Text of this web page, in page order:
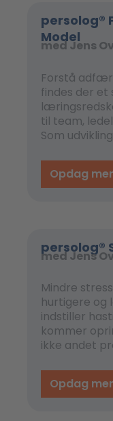
persolog®
Model
med Jens
Forstå
findes der et
til team,
Som
relevant at
persolog®
Opdag
persolog®
med Jens
Mindre
hurtigere og
indstiller
kommer
ikke andet
Lige når du er
Opdag